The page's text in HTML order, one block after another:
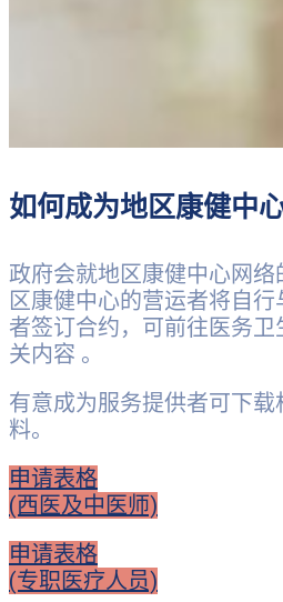
如何成为地区康健中
政府会就地区康健中心网
区康健中心的营运者将自
者签订合约，可前往医务卫
关内容 。
有意成为服务提供者可下
料。
申请表格
(西医及中医师)
申请表格
(专职医疗人员)